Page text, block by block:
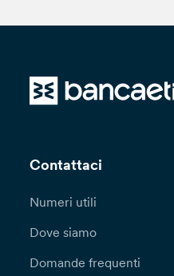
Contattaci
Numeri utili
Dove siamo
Domande frequenti